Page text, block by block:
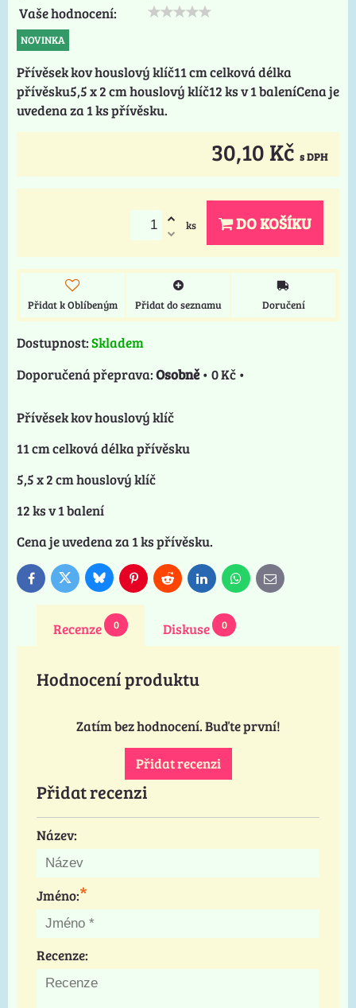
Vaše hodnocení:
NOVINKA
Přívěsek kov houslový klíč11 cm celková délka
přívěsku5,5 x 2 cm houslový klíč12 ks v 1 baleníCena je
uvedena za 1 ks přívěsku.
30,10 Kč s DPH
ks DO KOŠÍKU
Přidat k Oblíbeným Přidat do seznamu Doručení
Dostupnost:Skladem
Osobně• 0 Kč •
Přívěsek kov houslový klíč
11 cm celková délka přívěsku
5,5 x 2 cm houslový klíč
12 ks v 1 balení
Cena je uvedena za 1 ks přívěsku.
FacebookTwitterBlueskyPinterestReddit LinkedInWhatsApp
E-
mail
Recenze 0 Diskuse 0
Hodnocení produktu
Zatím bez hodnocení. Buďte první!
Přidat recenzi
Přidat recenzi
Název:
Jméno:*
Recenze: